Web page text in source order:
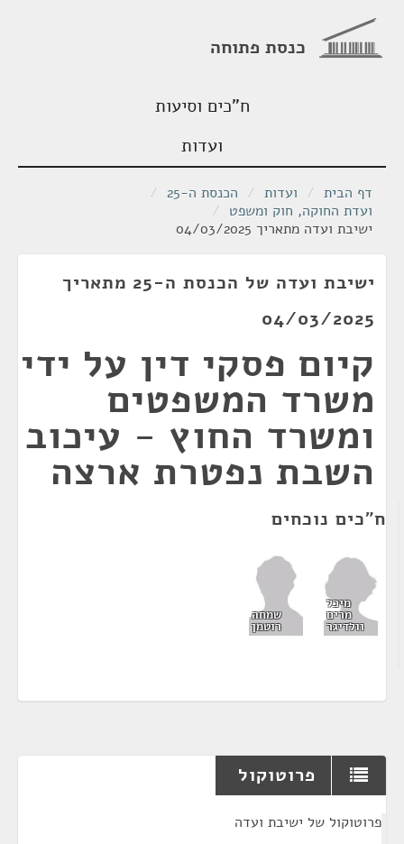
כנסת פתוחה
ח"כים וסיעות
ועדות
דף הבית / ועדות / הכנסת ה-25
/
ועדת החוקה, חוק ומשפט /
ישיבת ועדה מתאריך 04/03/2025
ישיבת ועדה של הכנסת ה-25 מתאריך
04/03/2025
קיום פסקי דין על ידי
משרד המשפטים
ומשרד החוץ - עיכוב
השבת נפטרת ארצה
ח"כים נוכחים
מיכל
מרים
וולדיגר
שמחה
רוטמן
פרוטוקול
פרוטוקול של ישיבת ועדה